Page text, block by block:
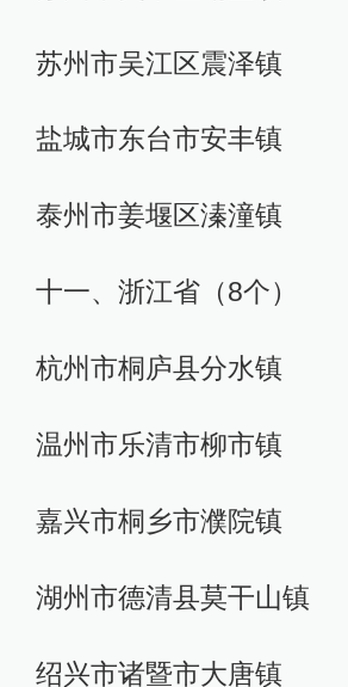
苏州市吴江区震泽镇
盐城市东台市安丰镇
泰州市姜堰区溱潼镇
十一、浙江省（8个）
杭州市桐庐县分水镇
温州市乐清市柳市镇
嘉兴市桐乡市濮院镇
湖州市德清县莫干山镇
绍兴市诸暨市大唐镇